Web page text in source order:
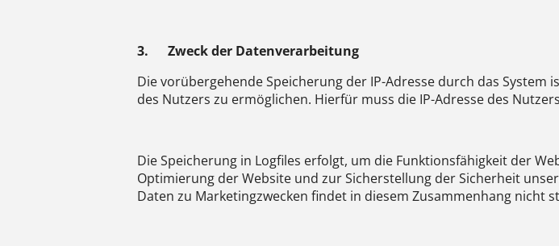
3. Zweck der Datenverarbeitung
Die vorübergehende Speicherung der IP-Adresse durch das
des Nutzers zu ermöglichen. Hierfür muss die IP-Adresse des
Die Speicherung in Logfiles erfolgt, um die Funktionsfähigkeit der
Optimierung der Website und zur Sicherstellung der Sicherheit
Daten zu Marketingzwecken findet in diesem Zusammenhang nicht